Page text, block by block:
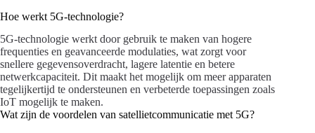
Hoe werkt 5G-technologie?
5G-technologie werkt door gebruik te maken van hogere
frequenties en geavanceerde modulaties, wat zorgt voor
snellere gegevensoverdracht, lagere latentie en betere
netwerkcapaciteit. Dit maakt het mogelijk om meer apparaten
tegelijkertijd te ondersteunen en verbeterde toepassingen zoals
IoT mogelijk te maken.
Wat zijn de voordelen van satellietcommunicatie met 5G?